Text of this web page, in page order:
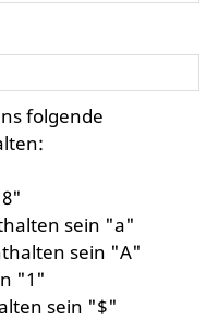
folgende
sein "a"
sein "A"
"1"
sein "$"